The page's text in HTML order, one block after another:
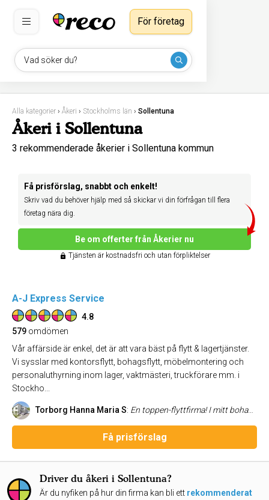
Vad söker du?
För företag
Alla kategorier › Åkeri › Stockholms län › Sollentuna
Åkeri i Sollentuna
3 rekommenderade åkerier i Sollentuna kommun
Få prisförslag, snabbt och enkelt!
Skriv vad du behöver hjälp med så skickar vi din förfrågan till flera
företag nära dig.
Be om offerter från Åkerier nu
Tjänsten är kostnadsfri och utan förpliktelser
A-J Express Service
4.8
579 omdömen
Vår affärside är enkel, det är att vara bäst på flytt & lagertjänster.
Vi sysslar med kontorsflytt, bohagsflytt, möbelmontering och
personaluthyrning inom lager, vaktmästeri, truckförare mm. i
Stockho...
Torborg Hanna Maria S: En toppen-flyttfirma! I mitt bohag ingår mycket gammalt porslin och mycket böcker. Bröderna från Riala är mycket skickliga att packa, inget går sönder. De jobbar effektivt och är dessutom glada och trevliga så att de båda dagarna blev en rolig upplevelse för mig! Tack för ett väl utfört arbete! Också beställnings- och betalningsfunktionen i firman har fungerat smidigt och säkert. Flytten gick från Uppsala till Enköping, jag har använt firman även vid en tidigare flytt inom Uppsala och rekommenderar den varmt.
Få prisförslag
Driver du åkeri i Sollentuna?
Är du nyfiken på hur din firma kan bli ett rekommenderat